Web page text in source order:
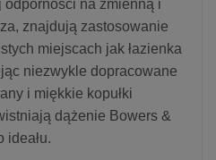
na zmienną i
znajdują zastosowanie
miejscach jak łazienka
niezwykle dopracowane
i miękkie kopułki
dążenie Bowers &
ideału.